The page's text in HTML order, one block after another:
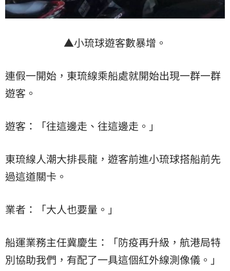
▲小琉球遊客數暴增。
連假一開始，東琉線乘船處就開始出現一群一群
遊客。
遊客：「往這邊走、往這邊走。」
東琉線人潮大排長龍，遊客前進小琉球搭船前先
過這道關卡。
業者：「大人也要量。」
船運業務主任冀慶生：「防疫再升級，航港局特
別協助我們，有配了一具這個紅外線測像儀。」